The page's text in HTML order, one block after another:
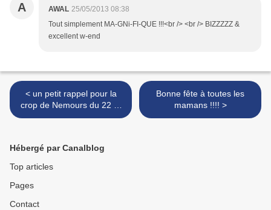
A AWAL 25/05/2013 08:38
Tout simplement MA-GNi-FI-QUE !!!<br /> <br /> BIZZZZZ &
excellent w-end
< un petit rappel pour la
crop de Nemours du 22 et
23 juin 2013 (Région
Bonne fête à toutes les
mamans !!!! >
Hébergé par Canalblog
Top articles
Pages
Contact